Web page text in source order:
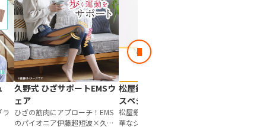
ラ
久野式 ひざサポートEMSウ
ェア
ひざの筋肉にアプローチ！EMS
のパイオニア伊藤超短波×久野
松屋銀座外商部 ジュエリー
スペシャルセット第二弾 純
金タイプ
松屋銀座外商部が厳選した超豪
華なジュエリーセット！
次のスライド